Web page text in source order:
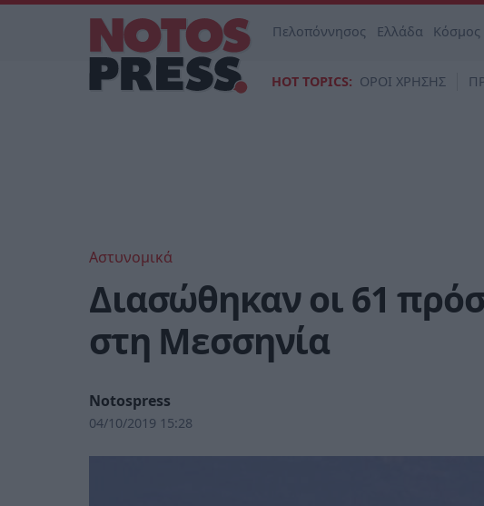
Πελοπόννησος Ελλάδα Κόσμος
HOT TOPICS: ΟΡΟΙ ΧΡΗΣΗΣ
Αστυνομικά
Διασώθηκαν οι 61
στη Μεσσηνία
Notospress
04/10/2019 15:28